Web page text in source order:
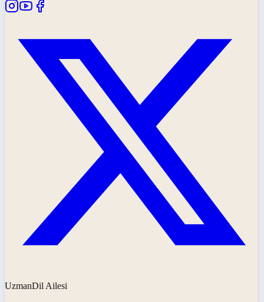
UzmanDil Ailesi